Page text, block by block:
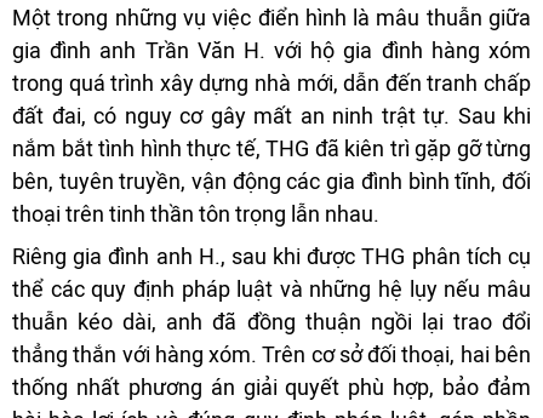
Một trong những vụ việc điển hình là mâu thuẫn giữa
gia đình anh Trần Văn H. với hộ gia đình hàng xóm
trong quá trình xây dựng nhà mới, dẫn đến tranh chấp
đất đai, có nguy cơ gây mất an ninh trật tự. Sau khi
nắm bắt tình hình thực tế, THG đã kiên trì gặp gỡ từng
bên, tuyên truyền, vận động các gia đình bình tĩnh, đối
thoại trên tinh thần tôn trọng lẫn nhau.
Riêng gia đình anh H., sau khi được THG phân tích cụ
thể các quy định pháp luật và những hệ lụy nếu mâu
thuẫn kéo dài, anh đã đồng thuận ngồi lại trao đổi
thẳng thắn với hàng xóm. Trên cơ sở đối thoại, hai bên
thống nhất phương án giải quyết phù hợp, bảo đảm